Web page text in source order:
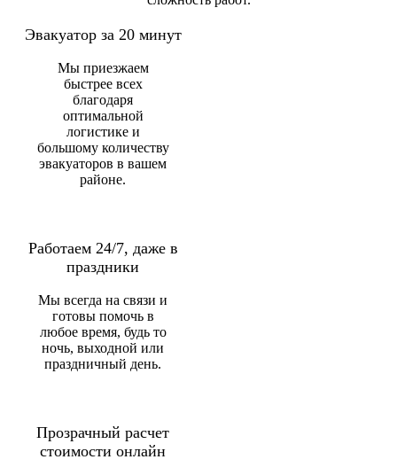
Эвакуатор за 20 минут
Мы приезжаем
быстрее всех
благодаря
оптимальной
логистике и
большому количеству
эвакуаторов в вашем
районе.
Работаем 24/7, даже в
праздники
Мы всегда на связи и
готовы помочь в
любое время, будь то
ночь, выходной или
праздничный день.
Прозрачный расчет
стоимости онлайн